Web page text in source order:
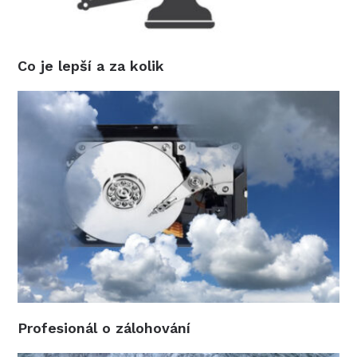
Co je lepší a za kolik
Profesionál o zálohování